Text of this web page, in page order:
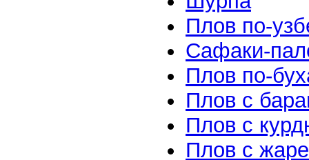
Плов по-
Сафаки-
Плов по-
Плов с
Плов с
Плов с